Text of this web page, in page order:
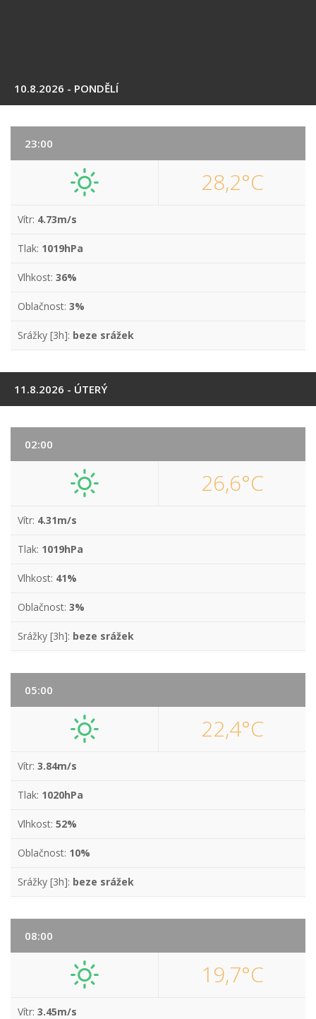
10.8.2026 - PONDĚLÍ
23:00
28,2°C
Vítr: 4.73m/s
Tlak: 1019hPa
Vlhkost: 36%
Oblačnost: 3%
Srážky [3h]: beze srážek
11.8.2026 - ÚTERÝ
02:00
26,6°C
Vítr: 4.31m/s
Tlak: 1019hPa
Vlhkost: 41%
Oblačnost: 3%
Srážky [3h]: beze srážek
05:00
22,4°C
Vítr: 3.84m/s
Tlak: 1020hPa
Vlhkost: 52%
Oblačnost: 10%
Srážky [3h]: beze srážek
08:00
19,7°C
Vítr: 3.45m/s